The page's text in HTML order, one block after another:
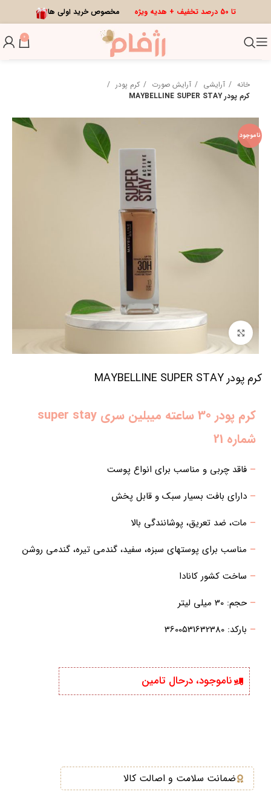
تا 50 درصد تخفیف + هدیه ویژه مخصوص خرید اولی ها
0
خانه آرایشی آرایش صورت
کرم پودر
کرم پودر MAYBELLINE SUPER STAY
ناموجود
برای بزرگنمایی کلیک کنید
کرم پودر MAYBELLINE SUPER STAY
کرم پودر 30 ساعته میبلین سری super stay
شماره 21
– فاقد چربی و مناسب برای انواع پوست
– دارای بافت بسیار سبک و قابل پخش
– مات، ضد تعریق، پوشانندگی بالا
– مناسب برای پوستهای سبزه، سفید، گندمی تیره، گندمی روشن
– ساخت کشور کانادا
– حجم: 30 میلی لیتر
– بارکد: 3600531632380
ناموجود، درحال تامین
ضمانت سلامت و اصالت کالا